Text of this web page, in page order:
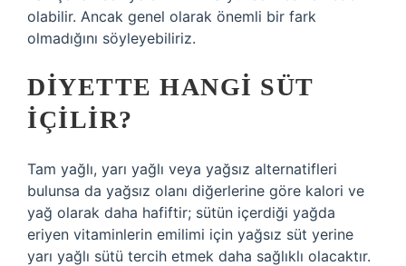
olabilir. Ancak genel olarak önemli bir fark
olmadığını söyleyebiliriz.
DIYETTE HANGI SÜT
IÇILIR?
Tam yağlı, yarı yağlı veya yağsız alternatifleri
bulunsa da yağsız olanı diğerlerine göre kalori ve
yağ olarak daha hafiftir; sütün içerdiği yağda
eriyen vitaminlerin emilimi için yağsız süt yerine
yarı yağlı sütü tercih etmek daha sağlıklı olacaktır.